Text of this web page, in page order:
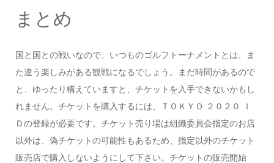
まとめ
国と国との戦いなので、いつものゴルフトーナメントとは、ま
た違う楽しみがある観戦になるでしょう。まだ時間があるので
と、ゆったり構えていますと、チケットを入手できないかもし
れません。チケットを購入するには、ＴＯＫＹＯ ２０２０ Ｉ
Ｄの登録が必要です。チケット売り場は組織委員会指定のお店
以外は、偽チケットの可能性もあるため、指定以外のチケット
販売店で購入しないようにして下さい。チケットの販売開始